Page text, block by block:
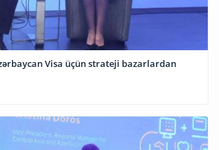
Visa üçün strateji bazarlardan